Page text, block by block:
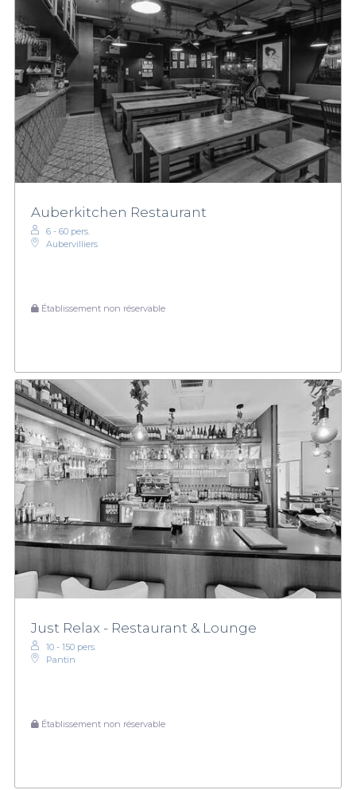
Auberkitchen Restaurant
6 - 60 pers.
Aubervilliers
Établissement non réservable
Just Relax - Restaurant & Lounge
10 - 150 pers.
Pantin
Établissement non réservable